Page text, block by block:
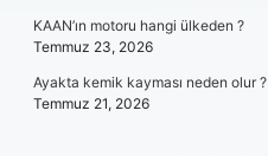
KAAN’ın motoru hangi ülkeden ?
Temmuz 23, 2026
Ayakta kemik kayması neden olur ?
Temmuz 21, 2026